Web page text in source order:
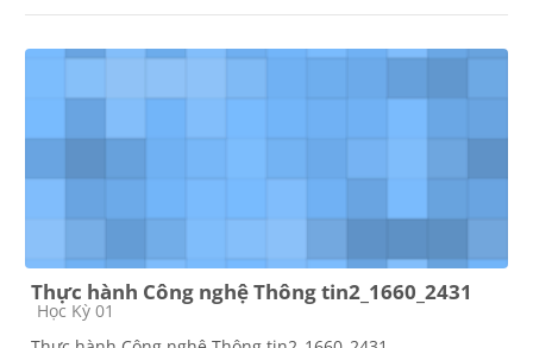
Thực hành Công nghệ Thông tin2_1660_2431
Course category
Học Kỳ 01